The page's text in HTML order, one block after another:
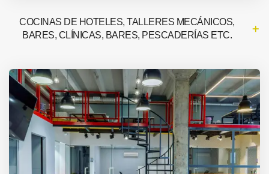
COCINAS DE HOTELES, TALLERES MECÁNICOS,
BARES, CLÍNICAS, BARES, PESCADERÍAS ETC.